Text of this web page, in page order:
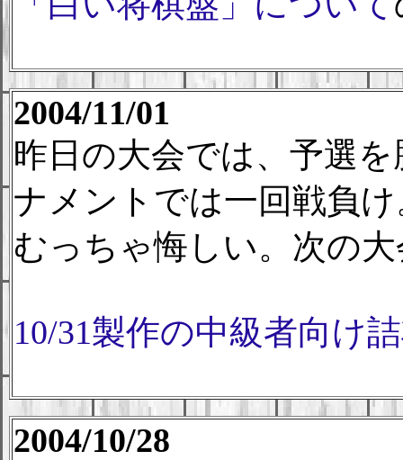
2004/11/01
昨日の大会では、予選
ナメントでは一回戦負け
むっちゃ悔しい。次の
10/31製作の中級者向け
2004/10/28